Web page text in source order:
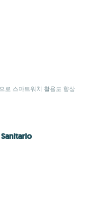
로 스마트워치 활용도 향상